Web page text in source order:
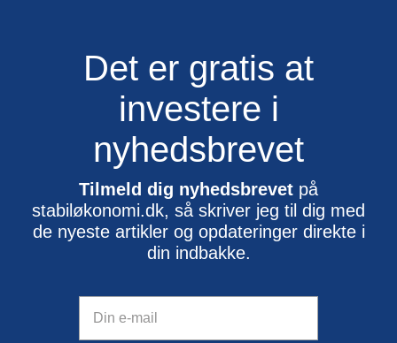
Det er gratis at
investere i
nyhedsbrevet
Tilmeld dig nyhedsbrevet på
stabiløkonomi.dk, så skriver jeg til dig med
de nyeste artikler og opdateringer direkte i
din indbakke.